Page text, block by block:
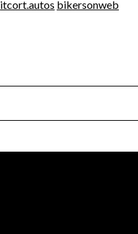
itcort.autos bikersonweb